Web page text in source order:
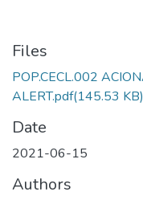
Files
POP.CECL.002
ALERT.pdf(145.53 KB)
Date
2021-06-15
Authors